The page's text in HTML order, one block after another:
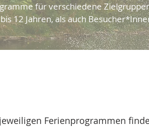
für verschiedene
bis 12 Jahren, als auch
Ferienprogrammen